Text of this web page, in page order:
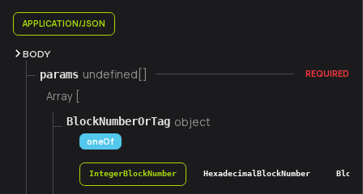
APPLICATION/JSON
BODY
params undefined[] REQUIRED
Array [
BlockNumberOrTag object
oneOf
IntegerBlockNumber HexadecimalBlockNumber